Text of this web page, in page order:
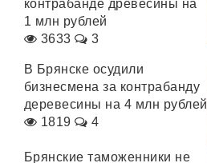
контрабанде древесины на
1 млн рублей
3633
3
В Брянске осудили
бизнесмена за контрабанду
деревесины на 4 млн рублей
1819
4
Брянские таможенники не